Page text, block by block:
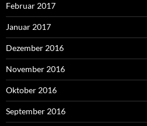
Februar 2017
Januar 2017
Dezember 2016
November 2016
Oktober 2016
September 2016